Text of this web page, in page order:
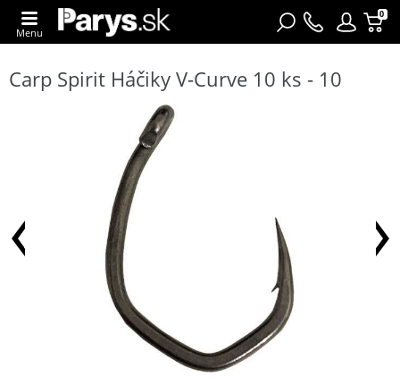
0
Menu
Carp Spirit Háčiky V-Curve 10 ks - 10